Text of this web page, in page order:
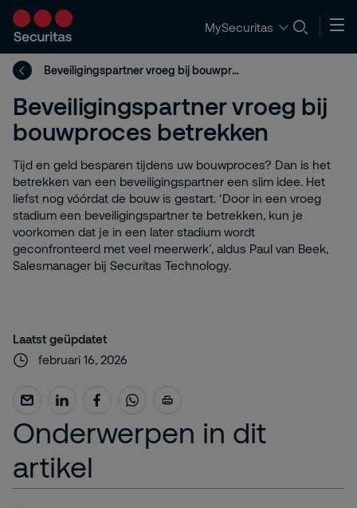
MySecuritas
Beveiligingspartner vroeg bij bouwproces betrekken
Beveiligingspartner vroeg bij
bouwproces betrekken
Tijd en geld besparen tijdens uw bouwproces? Dan is het
betrekken van een beveiligingspartner een slim idee. Het
liefst nog vóórdat de bouw is gestart. ‘Door in een vroeg
stadium een beveiligingspartner te betrekken, kun je
voorkomen dat je in een later stadium wordt
geconfronteerd met veel meerwerk’, aldus Paul van Beek,
Salesmanager bij Securitas Technology.
Laatst geüpdatet
februari 16, 2026
Onderwerpen in dit
artikel